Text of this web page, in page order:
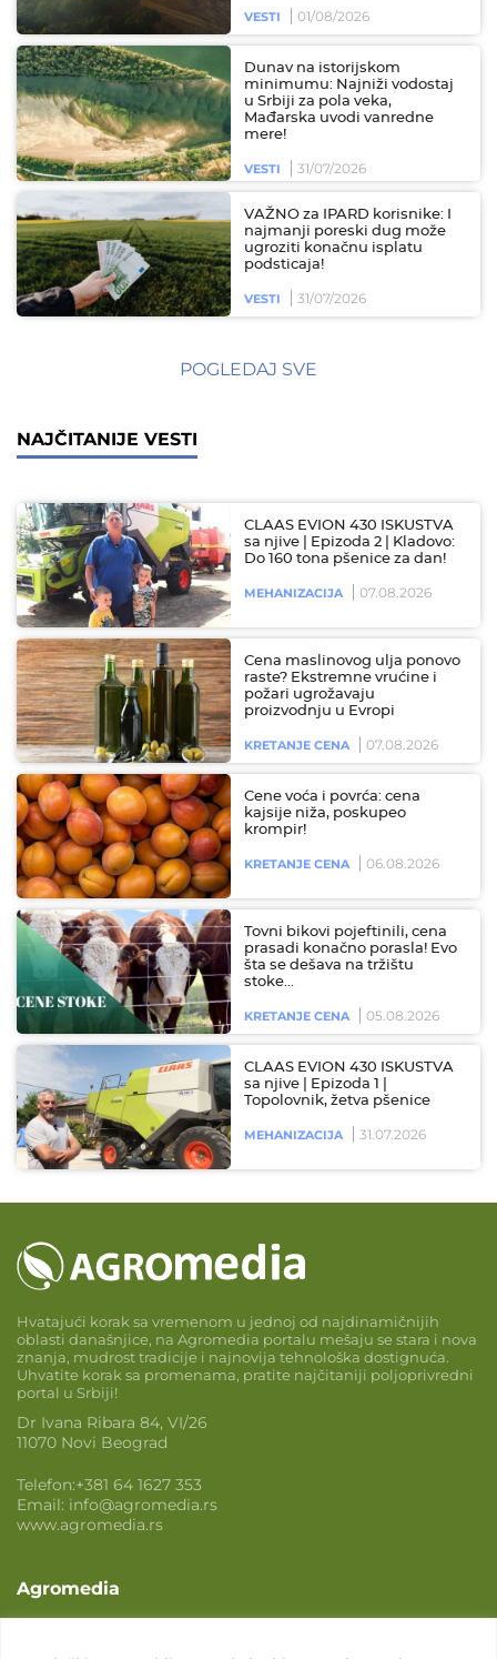
VESTI 01/08/2026
Dunav na istorijskom
minimumu: Najniži vodostaj
u Srbiji za pola veka,
Mađarska uvodi vanredne
mere!
VESTI 31/07/2026
VAŽNO za IPARD korisnike: I
najmanji poreski dug može
ugroziti konačnu isplatu
podsticaja!
VESTI 31/07/2026
POGLEDAJ SVE
NAJČITANIJE VESTI
CLAAS EVION 430 ISKUSTVA
sa njive | Epizoda 2 | Kladovo:
Do 160 tona pšenice za dan!
MEHANIZACIJA 07.08.2026
Cena maslinovog ulja ponovo
raste? Ekstremne vrućine i
požari ugrožavaju
proizvodnju u Evropi
KRETANJE CENA 07.08.2026
Cene voća i povrća: cena
kajsije niža, poskupeo
krompir!
KRETANJE CENA 06.08.2026
Tovni bikovi pojeftinili, cena
prasadi konačno porasla! Evo
šta se dešava na tržištu
stoke…
KRETANJE CENA 05.08.2026
CLAAS EVION 430 ISKUSTVA
sa njive | Epizoda 1 |
Topolovnik, žetva pšenice
MEHANIZACIJA 31.07.2026
Hvatajući korak sa vremenom u jednoj od najdinamičnijih
oblasti današnjice, na Agromedia portalu mešaju se stara i nova
znanja, mudrost tradicije i najnovija tehnološka dostignuća.
Uhvatite korak sa promenama, pratite najčitaniji poljoprivredni
portal u Srbiji!
Dr Ivana Ribara 84, VI/26
11070 Novi Beograd
Telefon:+381 64 1627 353
Email: info@agromedia.rs
www.agromedia.rs
Agromedia